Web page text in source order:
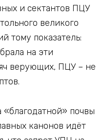
и сектантов ПЦУ
великого
тому показатель:
на эти
верующих, ПЦУ – не
почвы
канонов идёт